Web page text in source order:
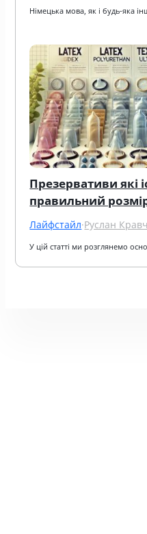
Німецька мова, як і будь-яка
Презервативи які
правильний
Лайфстайл·Руслан
У цій статті ми розглянемо